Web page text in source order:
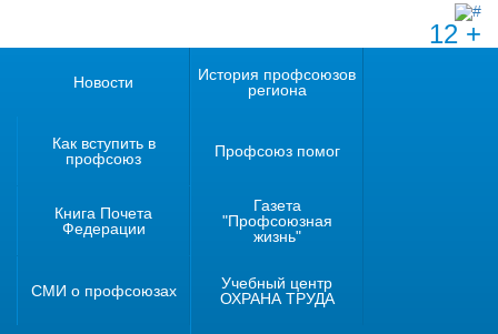
12 +
Новости
История профсоюзов
региона
Как вступить в
профсоюз
Профсоюз помог
Книга Почета
Федерации
Газета
"Профсоюзная
жизнь"
СМИ о профсоюзах
Учебный центр
ОХРАНА ТРУДА